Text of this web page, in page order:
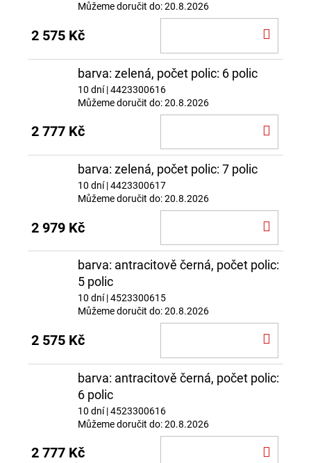
Můžeme doručit do:20.8.2026
2 575 Kč
barva: zelená, počet polic: 6 polic
10 dní| 4423300616
Můžeme doručit do:20.8.2026
2 777 Kč
barva: zelená, počet polic: 7 polic
10 dní| 4423300617
Můžeme doručit do:20.8.2026
2 979 Kč
barva: antracitově černá, počet polic:
5 polic
10 dní| 4523300615
Můžeme doručit do:20.8.2026
2 575 Kč
barva: antracitově černá, počet polic:
6 polic
10 dní| 4523300616
Můžeme doručit do:20.8.2026
2 777 Kč